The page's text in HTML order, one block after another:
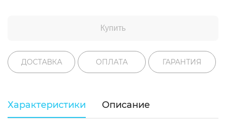
Купить
ДОСТАВКА ОПЛАТА ГАРАНТИЯ
Характеристики Описание